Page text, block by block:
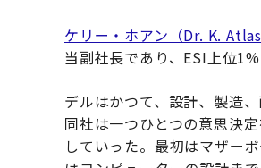
ケリー・ホアン（Dr. K. Atlas
当副社長であり、ESI上位
デルはかつて、設計、製造
同社は一つひとつの意思決
していった。最初はマザー